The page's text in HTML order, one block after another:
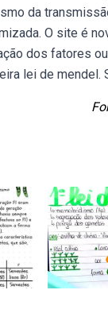
da
O site é
dos fatores
lei de mendel.